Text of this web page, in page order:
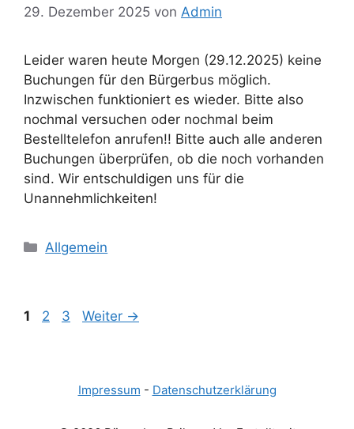
29. Dezember 2025 von Admin
Leider waren heute Morgen (29.12.2025) keine
Buchungen für den Bürgerbus möglich.
Inzwischen funktioniert es wieder. Bitte also
nochmal versuchen oder nochmal beim
Bestelltelefon anrufen!! Bitte auch alle anderen
Buchungen überprüfen, ob die noch vorhanden
sind. Wir entschuldigen uns für die
Unannehmlichkeiten!
Kategorien
Allgemein
Seite
1 Seite
2 Seite
3 Weiter →
Impressum - Datenschutzerklärung